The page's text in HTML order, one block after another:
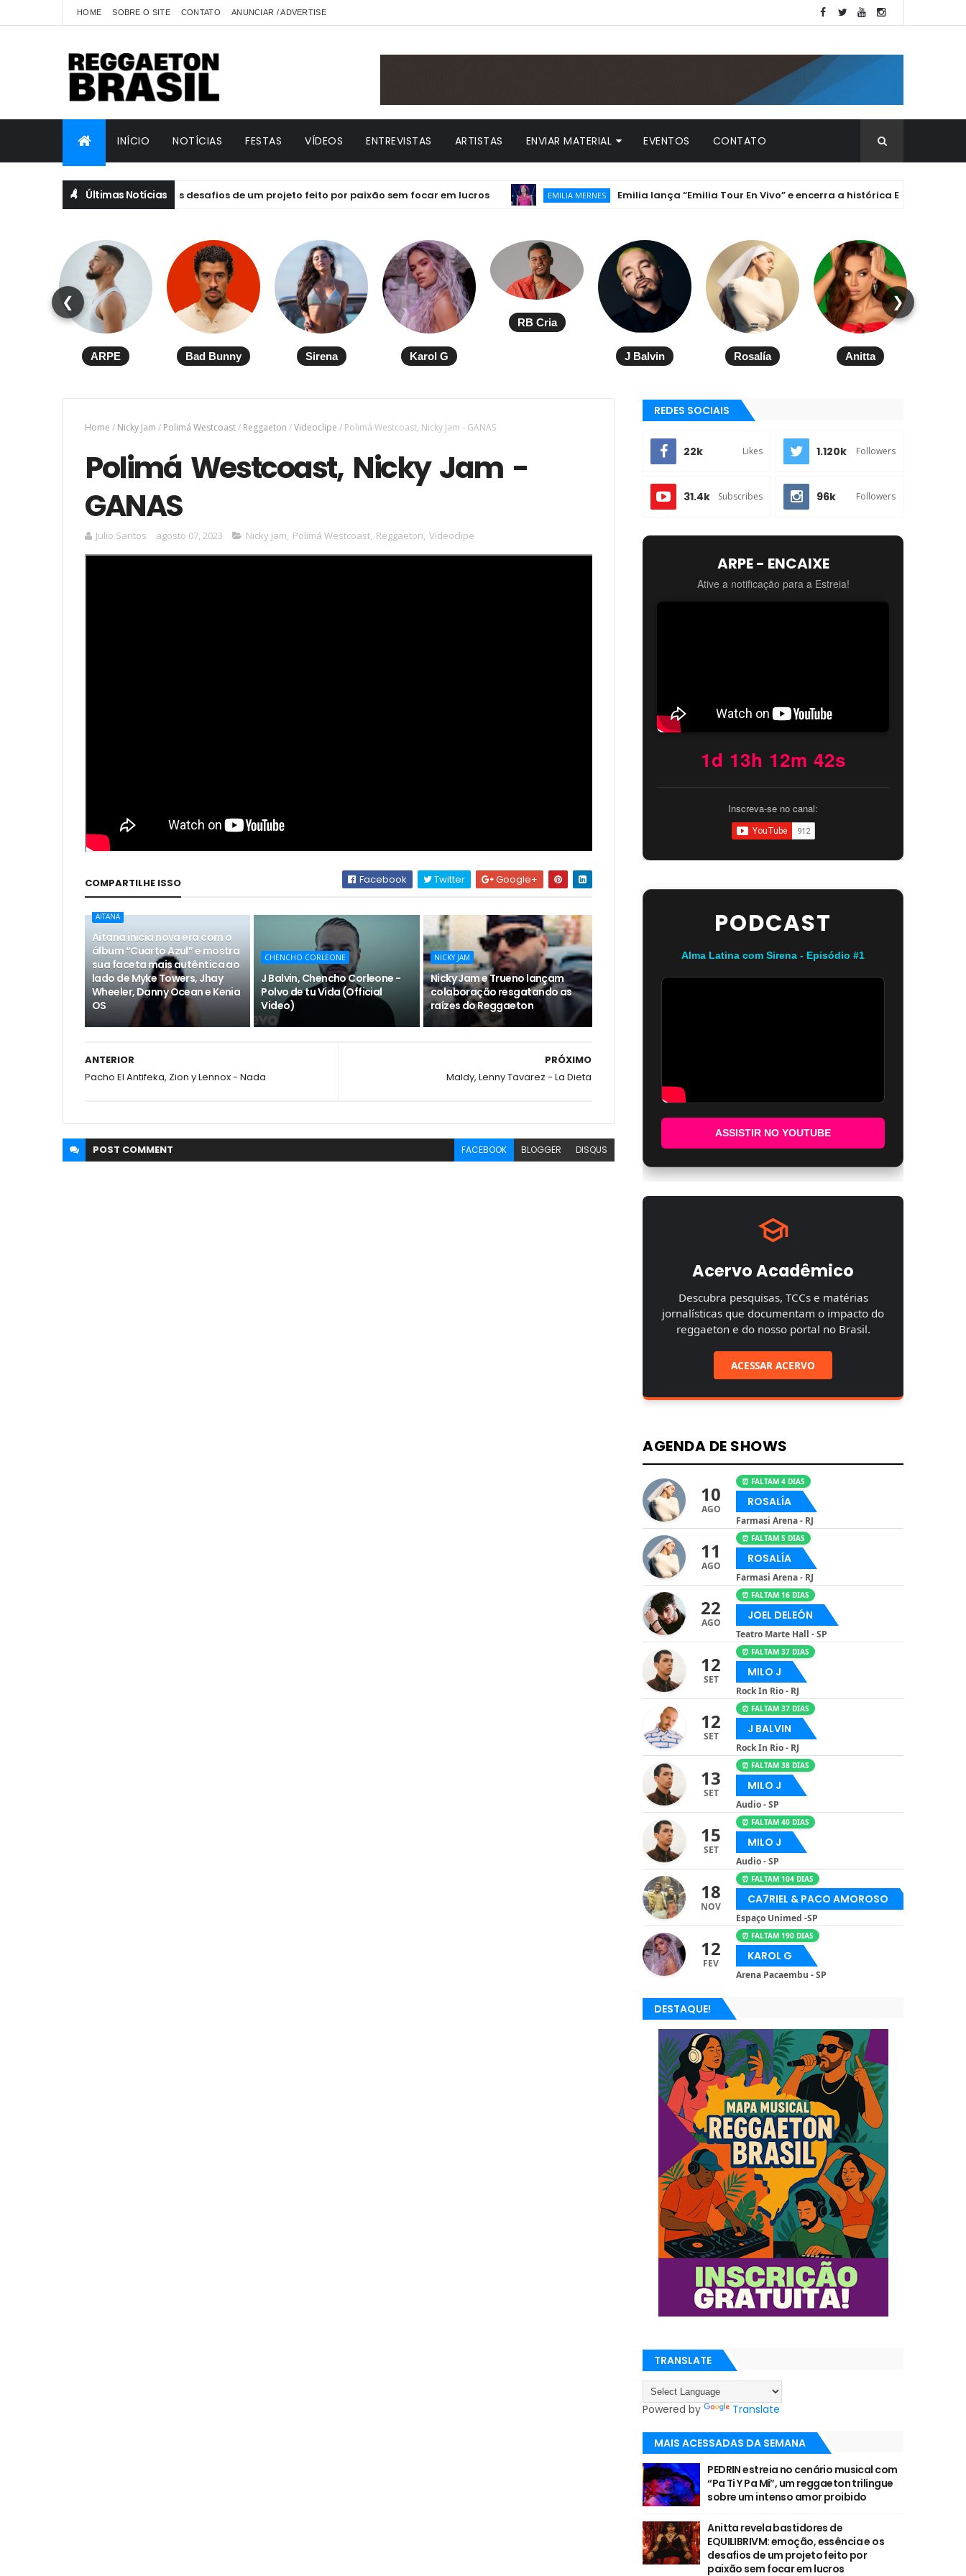
HOME SOBRE O SITE CONTATO ANUNCIAR / ADVERTISE
INÍCIO NOTÍCIAS FESTAS VÍDEOS ENTREVISTAS ARTISTAS ENVIAR MATERIAL EVENTOS CONTATO
Últimas Notícias
emoção, essência e os desafios de um projeto feito por paixão sem focar em lucros EMILIA MERNES Emilia lança “Emilia Tour En Vivo” e encerra a histórica Era ".mp3" com chave
❮
ARPE Bad Bunny Sirena Karol G
RB Cria
J Balvin Rosalía Anitta
❯
Home / Nicky Jam / Polimá Westcoast/ Reggaeton /Videoclipe / Polimá Westcoast, Nicky Jam - GANAS
Polimá Westcoast, Nicky Jam -
GANAS
Julio Santos agosto 07, 2023 Nicky Jam, Polimá Westcoast, Reggaeton, Videoclipe
COMPARTILHE ISSO Facebook Twitter Google+
AITANA
Aitana inicia nova era com o
álbum “Cuarto Azul” e mostra
sua faceta mais autêntica ao
lado de Myke Towers, Jhay
Wheeler, Danny Ocean e Kenia
OS
CHENCHO CORLEONE
J Balvin, Chencho Corleone -
Polvo de tu Vida (Official
Video)
NICKY JAM
Nicky Jam e Trueno lançam
colaboração resgatando as
raízes do Reggaeton
PRÓXIMO
Maldy, Lenny Tavarez - La Dieta
ANTERIOR
Pacho El Antifeka, Zion y Lennox - Nada
POST COMMENT FACEBOOK BLOGGER DISQUS
REDES SOCIAIS
22k Likes 1.120k Followers
31.4k Subscribes 96k Followers
ARPE - ENCAIXE
Ative a notificação para a Estreia!
1d 13h 12m 41s
Inscreva-se no canal:
PODCAST
Alma Latina com Sirena - Episódio #1
ASSISTIR NO YOUTUBE
Acervo Acadêmico
Descubra pesquisas, TCCs e matérias
jornalísticas que documentam o impacto do
reggaeton e do nosso portal no Brasil.
ACESSAR ACERVO
AGENDA DE SHOWS
10
AGO
⏰ FALTAM 4 DIAS
ROSALÍA
Farmasi Arena - RJ
11
AGO
⏰ FALTAM 5 DIAS
ROSALÍA
Farmasi Arena - RJ
22
AGO
⏰ FALTAM 16 DIAS
JOEL DELEÓN
Teatro Marte Hall - SP
12
SET
⏰ FALTAM 37 DIAS
MILO J
Rock In Rio - RJ
12
SET
⏰ FALTAM 37 DIAS
J BALVIN
Rock In Rio - RJ
13
SET
⏰ FALTAM 38 DIAS
MILO J
Audio - SP
15
SET
⏰ FALTAM 40 DIAS
MILO J
Audio - SP
18
NOV
⏰ FALTAM 104 DIAS
CA7RIEL & PACO AMOROSO
Espaço Unimed -SP
12
FEV
⏰ FALTAM 190 DIAS
KAROL G
Arena Pacaembu - SP
DESTAQUE!
TRANSLATE
Powered by Translate
MAIS ACESSADAS DA SEMANA
PEDRIN estreia no cenário musical com
“Pa Ti Y Pa Mí”, um reggaeton trilingue
sobre um intenso amor proibido
Anitta revela bastidores de
EQUILIBRIVM: emoção, essência e os
desafios de um projeto feito por
paixão sem focar em lucros